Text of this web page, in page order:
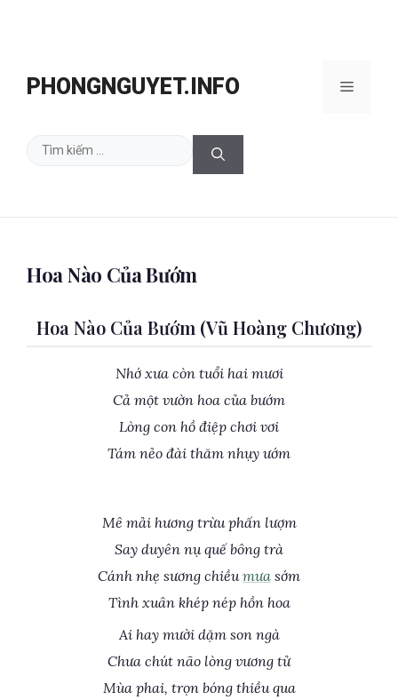
PHONGNGUYET.INFO Menu
Tìm
Hoa Nào Của Bướm
Hoa Nào Của Bướm (Vũ Hoàng Chương)
Nhớ xưa còn tuổi hai mươi
Cả một vườn hoa của bướm
Lòng con hồ điệp chơi vơi
Tám nẻo đài thăm nhụy ướm
Mê mải hương trừu phấn lượm
Say duyên nụ quế bông trà
Cánh nhẹ sương chiềumưa sớm
Tình xuân khép nép hồn hoa
Ai hay mười dặm son ngà
Chưa chút não lòng vương tử
Mùa phai, trọn bóng thiều qua